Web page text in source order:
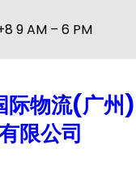
9 AM – 6 PM
际物流(广州)
限公司